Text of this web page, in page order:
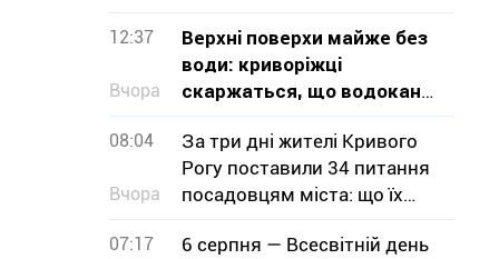
12:37
Вчора
Верхні поверхи майже без
води: криворіжці
скаржаться, що водоканал
не визнає проблему
08:04
Вчора
За три дні жителі Кривого
Рогу поставили 34 питання
посадовцям міста: що їх
турбувало
07:17
6 серпня — Всесвітній день